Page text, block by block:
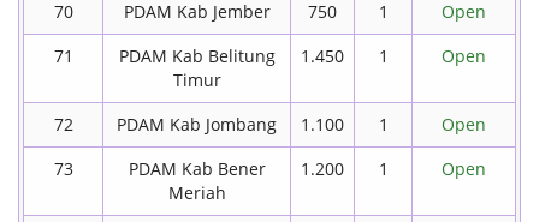
70 PDAM Kab Jember 750 1
Open
71
PDAM Kab Belitung
Timur
1.450 1 Open
72 PDAM Kab Jombang 1.100 1
Open
73
PDAM Kab Bener
Meriah
1.200 1 Open